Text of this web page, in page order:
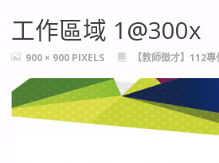
工作區域 1@300x
FULL900 × 900 PIXELS 【教師徵才】112